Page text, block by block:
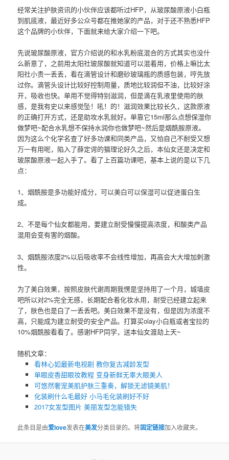
经常关注护肤资讯的小伙伴应该都听过HFP，从玻尿酸原液小白瓶
到肌底液，最近好多公众号都在推她家的产品，对于还不熟悉HFP
这个品牌的小伙伴，下面就来给大家介绍一下吧。
先说玻尿酸原液，官方介绍说的和水乳粉底混合的方式其实也没什
么新意了，之前用太阳社玻尿酸就知道可以混着用，价格上嘛比太
阳社小贵一丢丢，看在滴管设计和磨砂玻璃瓶的质感包装，哼先放
过你。滴管头设计比较好控制用量，质地比较润但不油，比较好涂
开，吸收也快。单用不觉得特别滋润，但是滴在乳液里使用的肤
感，是我有史以来感觉坠！吼！的！滋润效果比较长久，这款原液
的正确打开方式，还是助攻水乳就好。单靠它15ml那么点想保湿你
做梦吧~配合水乳想不保持水润你也做梦吧~然后是烟酰胺原液。
因为这么个化学名查了好多功课和同类产品，又怕自己不耐受又想
万一有用呢，陷入了薛定谔的猫理论好久之后，本仙女还是决定和
玻尿酸原液一起入手了。看了上百篇功课吧，基本上说的是以下几
点：
1、烟酰胺是多功能好成分，可以美白可以保湿可以促进蛋白生
成。
2、不是每个仙女都能用，要建立耐受慢慢提高浓度，和酸类产品
混用会变有害的烟酸。
3、烟酰胺浓度2%以后吸收率不会线性增加，再高会大大增加刺激
性。
为了美白效果，按照皮肤代谢周期我愣是坚持用了一个月，城墙皮
吧所以对2%完全无感，长期配合着化妆水用，耐受已经建立起来
了，肤色也是白了一丢丢吧。美白效果不是没有，但是因为浓度不
高，只能成为建立耐受的安全产品。打算买olay小白瓶或者宝拉的
10%烟酰胺看看了。感谢HFP同学，送本仙女渡劫上天~
随机文章：
看林心如最新电视剧 教你复古减龄发型
单眼皮香甜眼妆教程 变身新鲜无辜大眼美人
可悠然奢宠美肌护肤三重奏，解锁无滤镜美肌！
化装刷什么毛最好​ 小马毛化装刷好不好
2017女发型图片 美丽发型怎能错失
此条目是由爱love发表在美发分类目录的。将固定链接加入收藏夹。